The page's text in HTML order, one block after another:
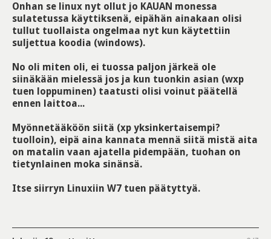
Onhan se linux nyt ollut jo KAUAN monessa
sulatetussa käyttiksenä, eipähän ainakaan olisi
tullut tuollaista ongelmaa nyt kun käytettiin
suljettua koodia (windows).
No oli miten oli, ei tuossa paljon järkeä ole
siinäkään mielessä jos ja kun tuonkin asian (wxp
tuen loppuminen) taatusti olisi voinut päätellä
ennen laittoa...
Myönnetääköön siitä (xp yksinkertaisempi?
tuolloin), eipä aina kannata mennä siitä mistä aita
on matalin vaan ajatella pidempään, tuohan on
tietynlainen moka sinänsä.
Itse siirryn Linuxiin W7 tuen päätyttyä.